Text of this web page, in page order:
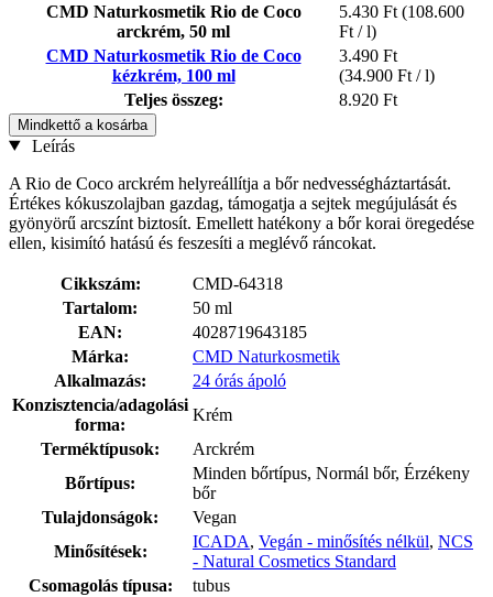
CMD Naturkosmetik Rio de Coco
arckrém, 50 ml
5.430 Ft (108.600
Ft / l)
CMD Naturkosmetik Rio de Coco
kézkrém, 100 ml
3.490 Ft
(34.900 Ft / l)
Teljes összeg:
8.920 Ft
Mindkettő a kosárba
Leírás
A Rio de Coco arckrém helyreállítja a bőr nedvességháztartását.
Értékes kókuszolajban gazdag, támogatja a sejtek megújulását és
gyönyörű arcszínt biztosít. Emellett hatékony a bőr korai öregedése
ellen, kisimító hatású és feszesíti a meglévő ráncokat.
Cikkszám:
CMD-64318
Tartalom:
50 ml
EAN:
4028719643185
Márka:
CMD Naturkosmetik
Alkalmazás:
24 órás ápoló
Konzisztencia/adagolási
forma:
Krém
Terméktípusok:
Arckrém
Bőrtípus:
Minden bőrtípus, Normál bőr, Érzékeny
bőr
Tulajdonságok:
Vegan
Minősítések:
ICADA, Vegán - minősítés nélkül, NCS
- Natural Cosmetics Standard
Csomagolás típusa:
tubus